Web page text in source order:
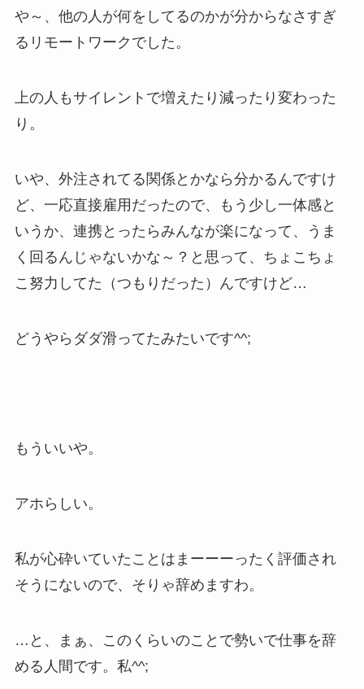
や～、他の人が何をしてるのかが分からなさすぎ
るリモートワークでした。
上の人もサイレントで増えたり減ったり変わった
り。
いや、外注されてる関係とかなら分かるんですけ
ど、一応直接雇用だったので、もう少し一体感と
いうか、連携とったらみんなが楽になって、うま
く回るんじゃないかな～？と思って、ちょこちょ
こ努力してた（つもりだった）んですけど…
どうやらダダ滑ってたみたいです^^;
もういいや。
アホらしい。
私が心砕いていたことはまーーーったく評価され
そうにないので、そりゃ辞めますわ。
…と、まぁ、このくらいのことで勢いで仕事を辞
める人間です。私^^;